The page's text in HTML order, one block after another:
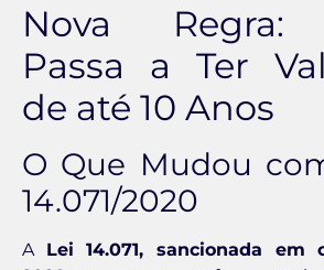
Nova Regra:
Passa a Ter
de até 10 Anos
O Que Mudou
14.071/2020
A Lei 14.071, sancionada em